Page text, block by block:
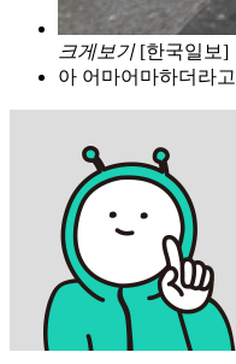
크게보기 [한국일보]
아 어마어마하더라고